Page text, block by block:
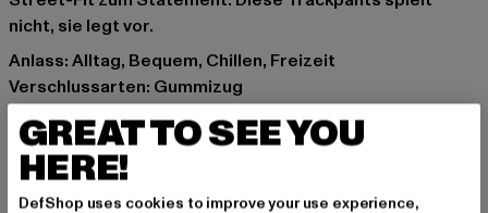
nicht, sie legt vor.
Anlass: Alltag, Bequem, Chillen, Freizeit
Verschlussarten: Gummizug
Schnitt: Normal
Marke: Bruno Banani
Kat.: Track Pants
GREAT TO SEE YOU
HERE!
DefShop uses cookies to improve your use experience,